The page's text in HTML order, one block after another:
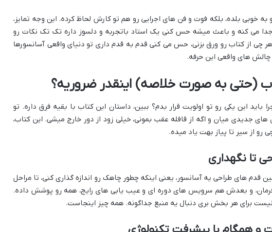
خوبی بلده، بلکه فوت و فن های اجرایی رو هم تو کارش لحاظ کرده. این وجه تمایز،
جدا می کنه و باعث میشه حس کنی یک استاد باتجربه و دلسوز داره تک تک نکات رو
چی از کتاب رو ورق بزنی، حس می کنی قدم به قدم داری تو دنیای واقعی آسانسورها
های واقعی این حرفه.
(حتی به صورت خلاصه) اینقدر ضروریه؟
باید این یکی رو تو اولویت قرار بدم؟ ببین، داستان این کتاب با بقیه فرق داره. تو
های جدیدی میان و اگه از قافله عقب بمونی، خیلی زود از دور خارج میشی. این کتاب،
رو از سیر تا پیاز بهت یاد میده.
قدم های طراحی یه آسانسور، یعنی اینکه چطور چاهک رو اندازه گذاری کنی، تا مراحل
فرمان، و بعدش هم سرویس های دوره ای و عیب یابی های رایج، همه رو پوشش داده.
نیست برای هر بخش بری دنبال یه منبع جداگونه. همه چیز اینجاست.